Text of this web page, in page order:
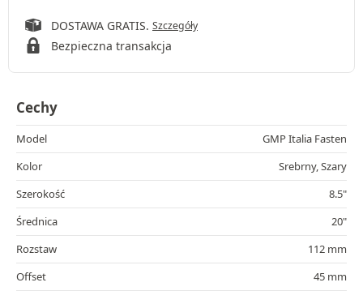
DOSTAWA GRATIS. Szczegóły
Bezpieczna transakcja
Cechy
Model
GMP Italia Fasten
Kolor
Srebrny, Szary
Szerokość
8.5"
Średnica
20"
Rozstaw
112 mm
Offset
45 mm